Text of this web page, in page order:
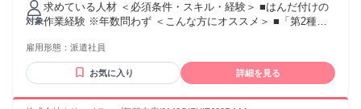
対象
求めている人材 ＜必須条件・スキル・経験＞ ■はんだ付けの
作業経験 ※年数問わず ＜こんな方にオススメ＞ ■「第2種電
作業するのが好き」な方 ■「高収入を目指したい」方 ■「日勤
の仕事を探している」方 ■「お休みはしっかり取得したい」
方 ■「配線圧着の経験を活かしたい」方 ■「はんだ付けの経験
雇用形態： 派遣社員
お気に入り 詳細を見る